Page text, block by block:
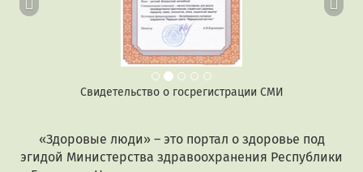
Свидетельство о госрегистрации СМИ
«Здоровые люди» – это портал о здоровье под
эгидой Министерства здравоохранения Республики